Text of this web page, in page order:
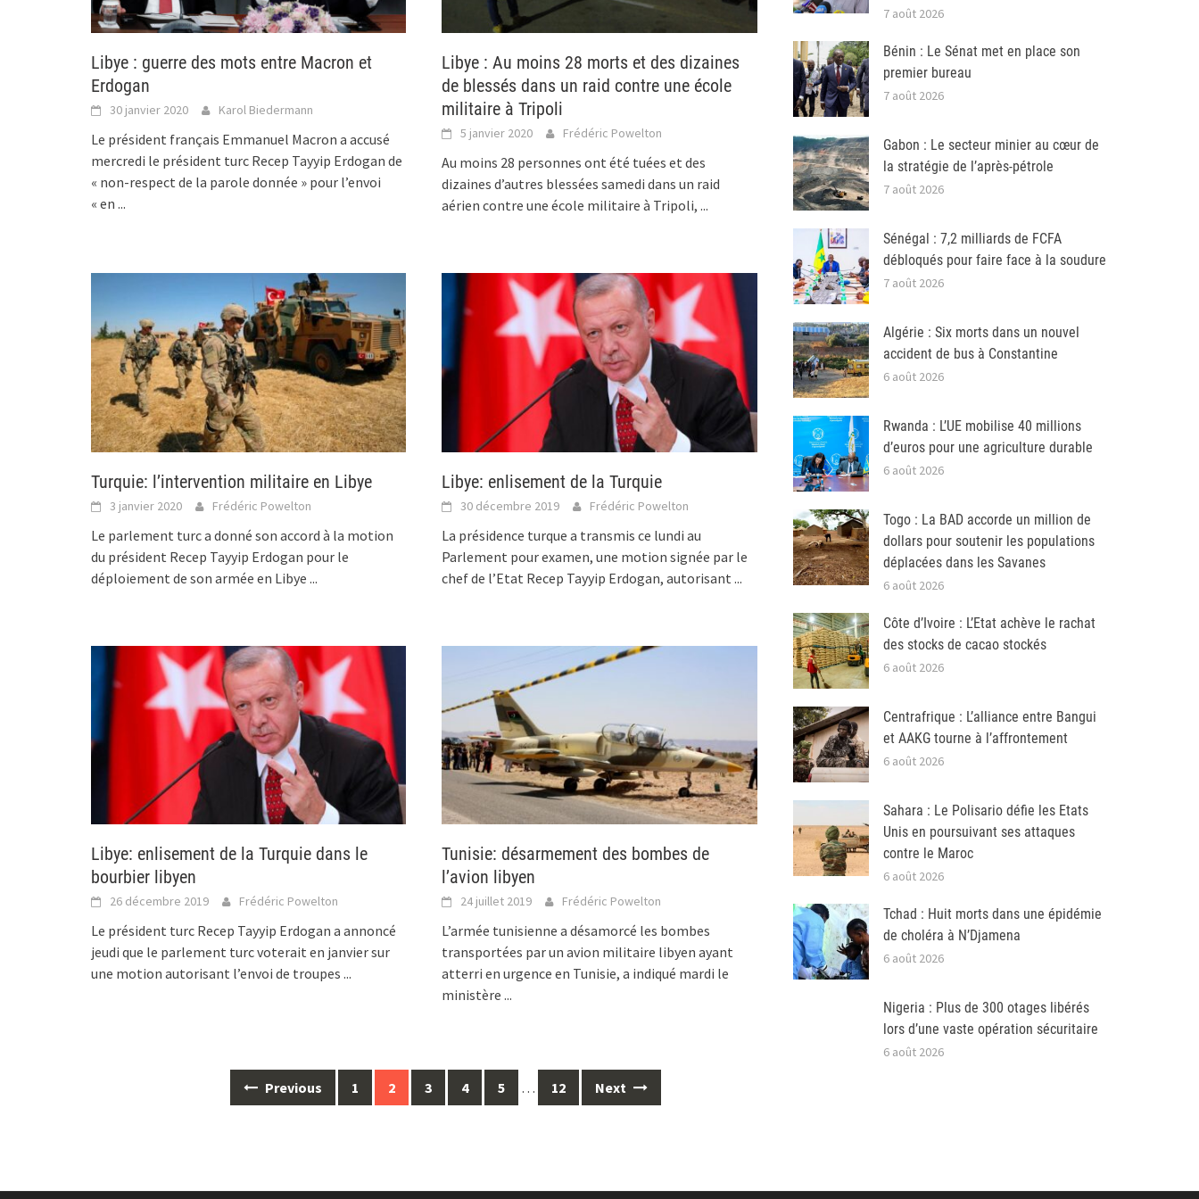
Libye : guerre des mots entre Macron et
Erdogan
30 janvier 2020 Karol Biedermann
Le président français Emmanuel Macron a accusé
mercredi le président turc Recep Tayyip Erdogan de
« non-respect de la parole donnée » pour l’envoi
« en ...
Libye : Au moins 28 morts et des dizaines
de blessés dans un raid contre une école
militaire à Tripoli
5 janvier 2020 Frédéric Powelton
Au moins 28 personnes ont été tuées et des
dizaines d’autres blessées samedi dans un raid
aérien contre une école militaire à Tripoli,...
Turquie: l’intervention militaire en Libye
3 janvier 2020 Frédéric Powelton
Le parlement turc a donné son accord à la motion
du président Recep Tayyip Erdogan pour le
déploiement de son armée en Libye ...
Libye: enlisement de la Turquie
30 décembre 2019 Frédéric Powelton
La présidence turque a transmis ce lundi au
Parlement pour examen, une motion signée par le
chef de l’Etat Recep Tayyip Erdogan, autorisant...
Libye: enlisement de la Turquie dans le
bourbier libyen
26 décembre 2019 Frédéric Powelton
Le président turc Recep Tayyip Erdogan a annoncé
jeudi que le parlement turc voterait en janvier sur
une motion autorisant l’envoi de troupes ...
Tunisie: désarmement des bombes de
l’avion libyen
24 juillet 2019 Frédéric Powelton
L’armée tunisienne a désamorcé les bombes
transportées par un avion militaire libyen ayant
atterri en urgence en Tunisie, a indiqué mardi le
ministère...
Previous 1 2 3 4 5 … 12 Next
7 août 2026
Bénin : Le Sénat met en place son
premier bureau
7 août 2026
Gabon : Le secteur minier au cœur de
la stratégie de l’après-pétrole
7 août 2026
Sénégal : 7,2 milliards de FCFA
débloqués pour faire face à la soudure
7 août 2026
Algérie : Six morts dans un nouvel
accident de bus à Constantine
6 août 2026
Rwanda : L’UE mobilise 40 millions
d’euros pour une agriculture durable
6 août 2026
Togo : La BAD accorde un million de
dollars pour soutenir les populations
déplacées dans les Savanes
6 août 2026
Côte d’Ivoire : L’Etat achève le rachat
des stocks de cacao stockés
6 août 2026
Centrafrique : L’alliance entre Bangui
et AAKG tourne à l’affrontement
6 août 2026
Sahara : Le Polisario défie les Etats
Unis en poursuivant ses attaques
contre le Maroc
6 août 2026
Tchad : Huit morts dans une épidémie
de choléra à N’Djamena
6 août 2026
Nigeria : Plus de 300 otages libérés
lors d’une vaste opération sécuritaire
6 août 2026